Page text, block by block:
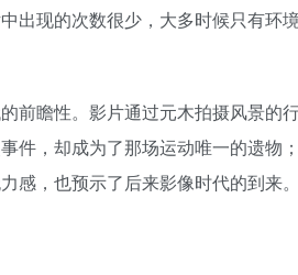
出现的次数很少，大多时候只有
前瞻性。影片通过元木拍摄风景
件，却成为了那场运动唯一的遗
感，也预示了后来影像时代的到来。